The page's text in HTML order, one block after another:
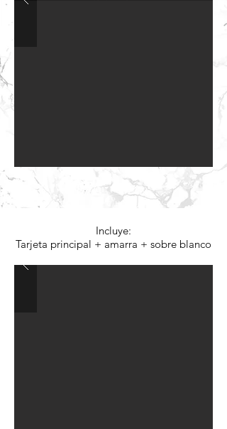
Opción A: $2.130.-
c/u
Incluye:
Tarjeta principal + amarra + sobre blanco